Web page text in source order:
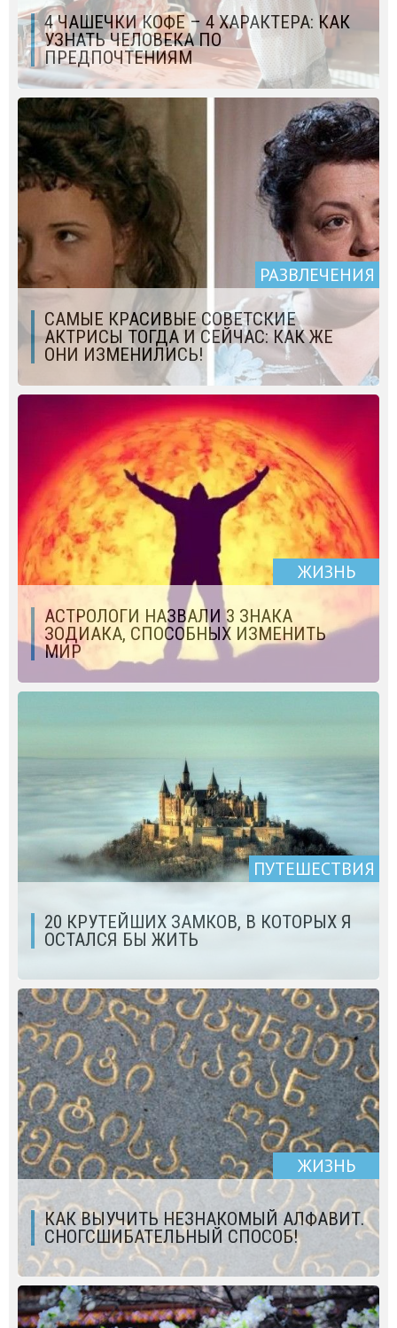
4 ЧАШЕЧКИ КОФЕ – 4 ХАРАКТЕРА: КАК
УЗНАТЬ ЧЕЛОВЕКА ПО
ПРЕДПОЧТЕНИЯМ
РАЗВЛЕЧЕНИЯ
САМЫЕ КРАСИВЫЕ СОВЕТСКИЕ
АКТРИСЫ ТОГДА И СЕЙЧАС: КАК ЖЕ
ОНИ ИЗМЕНИЛИСЬ!
ЖИЗНЬ
АСТРОЛОГИ НАЗВАЛИ 3 ЗНАКА
ЗОДИАКА, СПОСОБНЫХ ИЗМЕНИТЬ
МИР
ПУТЕШЕСТВИЯ
20 КРУТЕЙШИХ ЗАМКОВ, В КОТОРЫХ Я
ОСТАЛСЯ БЫ ЖИТЬ
ЖИЗНЬ
КАК ВЫУЧИТЬ НЕЗНАКОМЫЙ АЛФАВИТ.
СНОГСШИБАТЕЛЬНЫЙ СПОСОБ!